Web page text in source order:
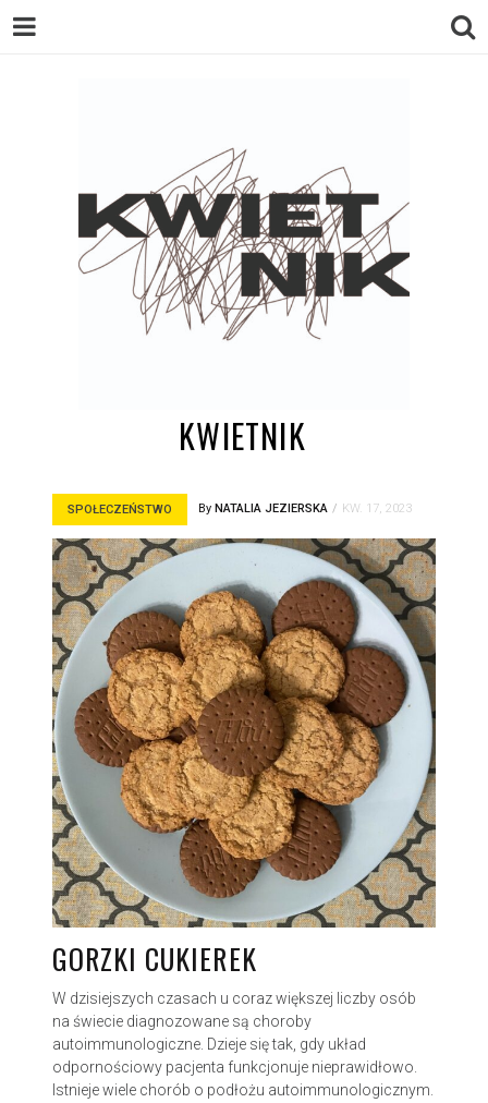
KWIETNIK
SPOŁECZEŃSTWO By NATALIA JEZIERSKA KW. 17, 2023
GORZKI CUKIEREK
W dzisiejszych czasach u coraz większej liczby osób
na świecie diagnozowane są choroby
autoimmunologiczne. Dzieje się tak, gdy układ
odpornościowy pacjenta funkcjonuje nieprawidłowo.
Istnieje wiele chorób o podłożu autoimmunologicznym.